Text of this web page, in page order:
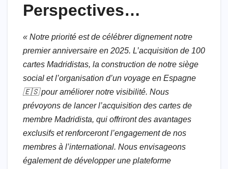
Perspectives…
« Notre priorité est de célébrer dignement notre
premier anniversaire en 2025. L’acquisition de 100
cartes Madridistas, la construction de notre siège
social et l’organisation d’un voyage en Espagne
🇪🇸 pour améliorer notre visibilité. Nous
prévoyons de lancer l’acquisition des cartes de
membre Madridista, qui offriront des avantages
exclusifs et renforceront l’engagement de nos
membres à l’international. Nous envisageons
également de développer une plateforme